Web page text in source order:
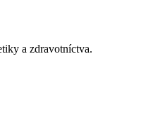
a zdravotníctva.